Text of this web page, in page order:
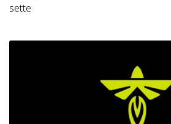
sette